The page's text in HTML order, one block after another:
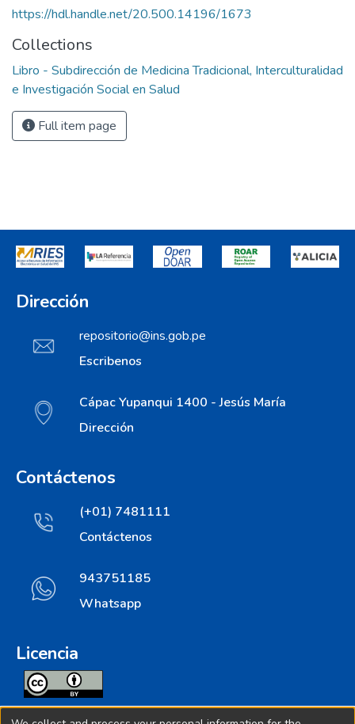
https://hdl.handle.net/20.500.14196/1673
Collections
Libro - Subdirección de Medicina Tradicional, Interculturalidad
e Investigación Social en Salud
Full item page
Dirección
repositorio@ins.gob.pe
Escribenos
Cápac Yupanqui 1400 - Jesús María
Dirección
Contáctenos
(+01) 7481111
Contáctenos
943751185
Whatsapp
Licencia
Todos los contenidos de repositorio.ins.gob.pe estan